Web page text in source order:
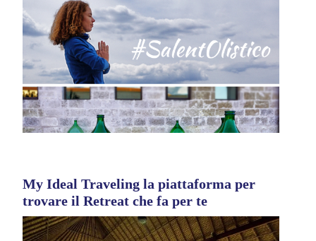
My Ideal Traveling la piattaforma per
trovare il Retreat che fa per te